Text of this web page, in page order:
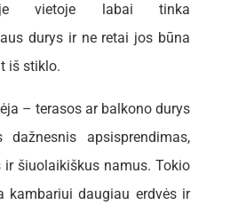
vietoje labai tinka
durys ir ne retai jos būna
iš stiklo.
– terasos ar balkono durys
apsisprendimas,
ir šiuolaikiškus namus. Tokio
kambariui daugiau erdvės ir